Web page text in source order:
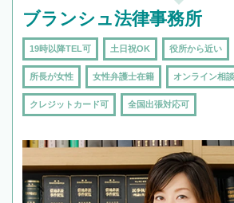
ブランシュ法律事務所
19時以降TEL可 土日祝OK 役所から近い
所長が女性 女性弁護士在籍 オンライン相
クレジットカード可 全国出張対応可